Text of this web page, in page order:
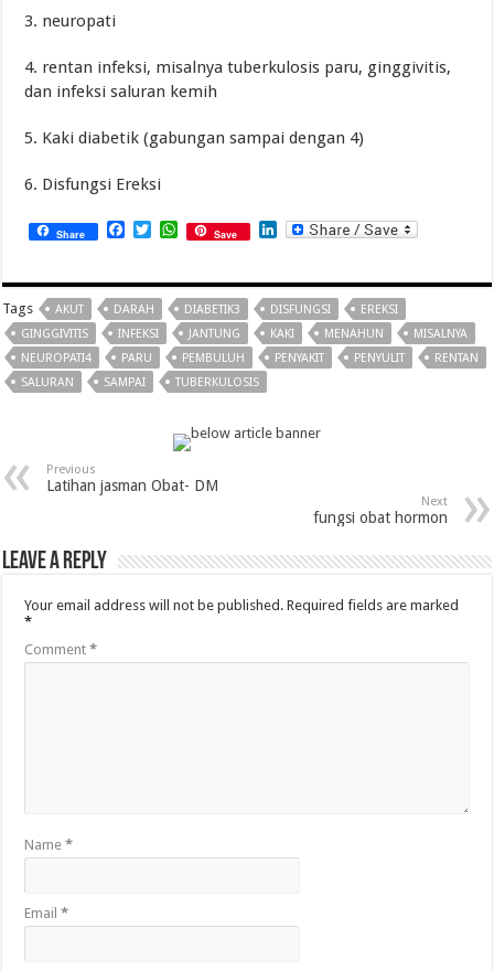
3. neuropati
4. rentan infeksi, misalnya tuberkulosis paru, ginggivitis,
dan infeksi saluran kemih
5. Kaki diabetik (gabungan sampai dengan 4)
6. Disfungsi Ereksi
Share Facebook
TwitterWhatsApp
Save LinkedIn
Tags AKUT DARAH DIABETIK3 DISFUNGSI
EREKSI
GINGGIVITIS
INFEKSI JANTUNG KAKI MENAHUN
MISALNYA
NEUROPATI4
PARU PEMBULUH PENYAKIT PENYULIT
RENTAN
SALURAN
SAMPAI TUBERKULOSIS
Previous
Latihan jasman Obat- DM
Next
fungsi obat hormon
Leave a Reply
Your email address will not be published. Required fields are marked
*
Comment*
Name*
Email*